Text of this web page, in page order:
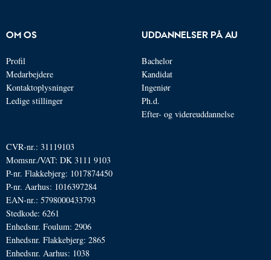
OM OS
Profil
Medarbejdere
Kontaktoplysninger
Ledige stillinger
CVR-nr.: 31119103
Momsnr./VAT: DK 3111 9103
P-nr. Flakkebjerg: 1017874450
P-nr. Aarhus: 1016397284
EAN-nr.: 5798000433793
Stedkode: 6261
Enhedsnr. Foulum: 2906
Enhedsnr. Flakkebjerg: 2865
Enhedsnr. Aarhus: 1038
UDDANNELSER PÅ AU
Bachelor
Kandidat
Ingeniør
Ph.d.
Efter- og videreuddannelse